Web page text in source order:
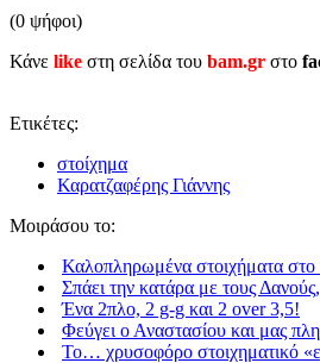
(0 ψήφοι)
Κάνε like στη σελίδα του bam.gr στο
Ετικέτες:
στοίχημα
Καρατζαφέρης Γιάννης
Μοιράσου το:
Καλοπληρωμένα στοιχήματα στο
Σπάει την κατάρα με τους
Ένα 2πλο, 2 g-g και 2 over 3,5!
Φεύγει ο Αναστασίου και μας
Το… χρυσοφόρο στοιχηματικό